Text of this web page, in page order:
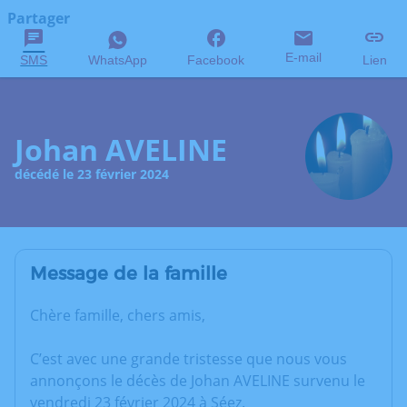
Partager
SMS WhatsApp Facebook E-mail Lien
Johan AVELINE
décédé le 23 février 2024
Message de la famille
Chère famille, chers amis,
C’est avec une grande tristesse que nous vous
annonçons le décès de Johan AVELINE survenu le
vendredi 23 février 2024 à Séez.